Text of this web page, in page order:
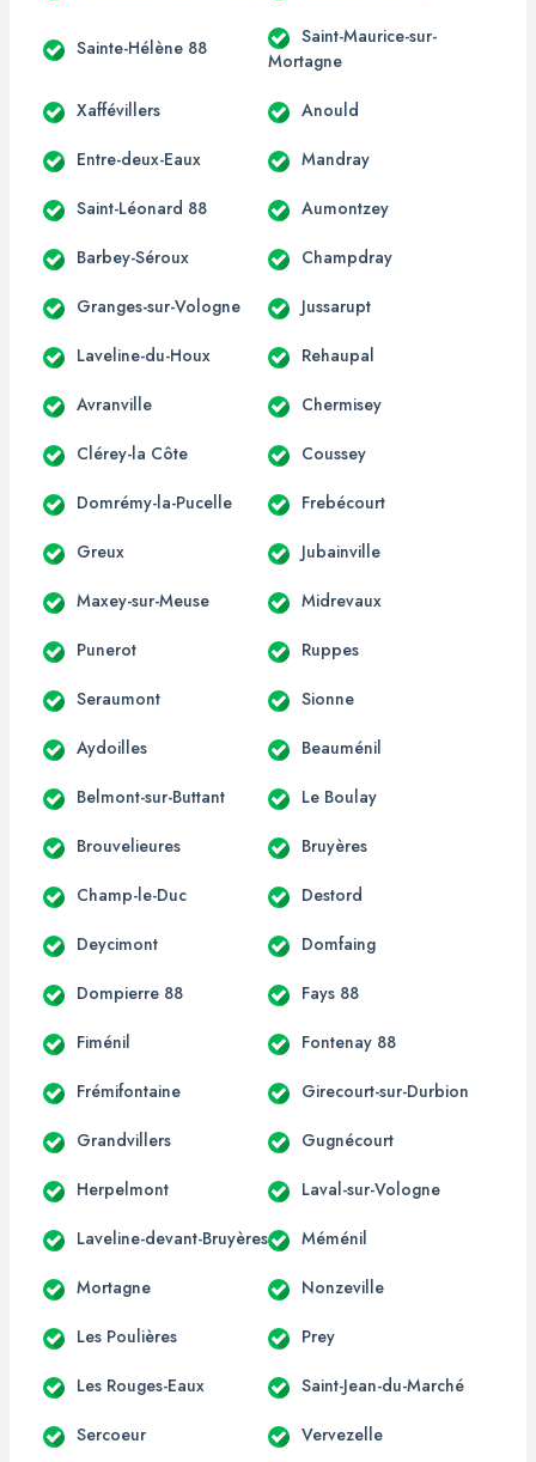
Sainte-Hélène 88
Saint-Maurice-sur-
Mortagne
Xaffévillers Anould
Entre-deux-Eaux Mandray
Saint-Léonard 88 Aumontzey
Barbey-Séroux Champdray
Granges-sur-Vologne Jussarupt
Laveline-du-Houx Rehaupal
Avranville Chermisey
Clérey-la Côte Coussey
Domrémy-la-Pucelle Frebécourt
Greux Jubainville
Maxey-sur-Meuse Midrevaux
Punerot Ruppes
Seraumont Sionne
Aydoilles Beauménil
Belmont-sur-Buttant Le Boulay
Brouvelieures Bruyères
Champ-le-Duc Destord
Deycimont Domfaing
Dompierre 88 Fays 88
Fiménil Fontenay 88
Frémifontaine Girecourt-sur-Durbion
Grandvillers Gugnécourt
Herpelmont Laval-sur-Vologne
Laveline-devant-Bruyères Méménil
Mortagne Nonzeville
Les Poulières Prey
Les Rouges-Eaux Saint-Jean-du-Marché
Sercoeur Vervezelle